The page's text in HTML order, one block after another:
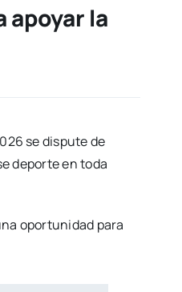
apoyar la
se dispute de
deporte en toda
oportunidad para